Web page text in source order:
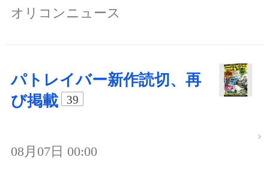
オリコンニュース
パトレイバー新作読切、再
び掲載
39
08月07日 00:00